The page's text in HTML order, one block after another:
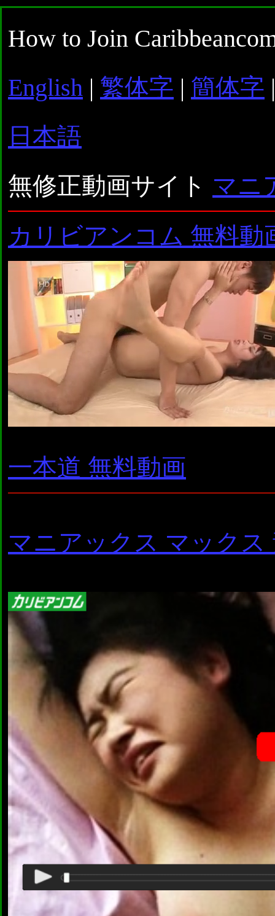
How to Join
English | 繁体字 | 簡体字
日本語
無修正動画サイト マニ
カリビアンコム 無料動
一本道 無料動画
マニアックス マックス